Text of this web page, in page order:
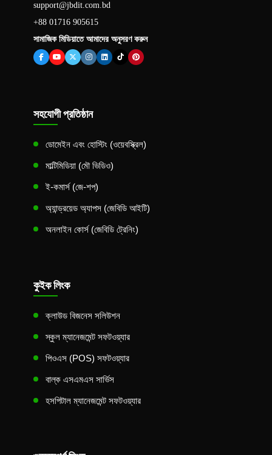
support@jbdit.com.bd
+88 01716 905615
সামাজিক মিডিয়াতে আমাদের অনুসরণ করুন
সহযোগী প্রতিষ্ঠান
ডোমেইন এবং হোস্টিং (ওয়েবস্ক্রিল)
মাল্টিমিডিয়া (মৌ ভিডিও)
ই-কমার্স (জে-শপ)
অ্যান্ড্রয়েড অ্যাপস (জেবিডি আইটি)
অনলাইন কোর্স (জেবিডি ট্রেনিং)
কুইক লিংক
ক্লাউড বিজনেস সলিউশন
স্কুল ম্যানেজমেন্ট সফটওয়্যার
পিওএস (POS) সফটওয়্যার
বাল্ক এসএমএস সার্ভিস
হসপিটাল ম্যানেজমেন্ট সফটওয়্যার